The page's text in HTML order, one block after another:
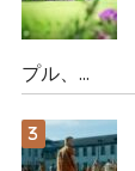
プル、...